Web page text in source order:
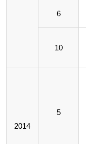
6
10
2014
5